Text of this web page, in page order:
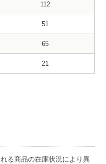
112
51
65
21
る商品の在庫状況により異